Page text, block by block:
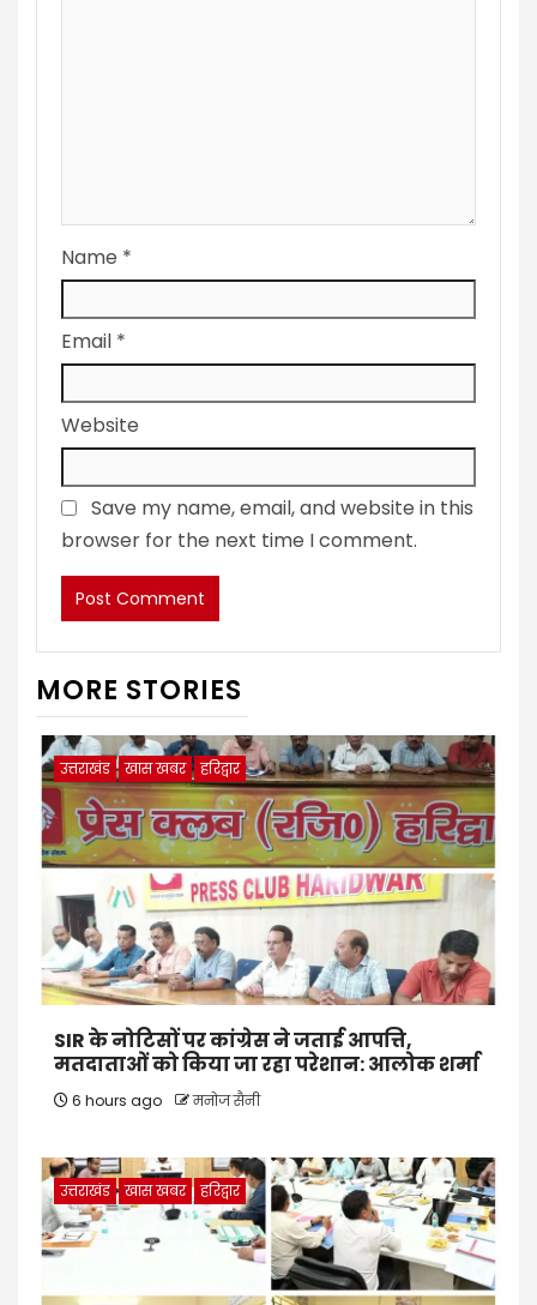
Name *
Email *
Website
Save my name, email, and website in this
browser for the next time I comment.
MORE STORIES
उत्तराखंड खास खबर हरिद्वार
SIR के नोटिसों पर कांग्रेस ने जताई आपत्ति,
मतदाताओं को किया जा रहा परेशान: आलोक शर्मा
6 hours ago मनोज सैनी
उत्तराखंड खास खबर हरिद्वार